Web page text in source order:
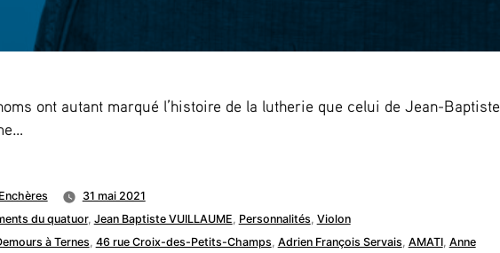
ont autant marqué l’histoire de la lutherie que celui de Jean-Baptiste
31 mai 2021
du quatuor, Jean Baptiste VUILLAUME Personnalités Violon
:
à Ternes 46 rue Croix-des-Petits-Champs Adrien François Servais AMATI, Anne